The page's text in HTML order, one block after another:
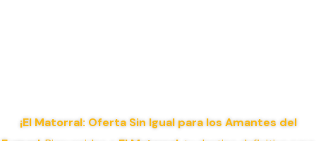
¡El Matorral: Oferta Sin Igual para los Amantes del